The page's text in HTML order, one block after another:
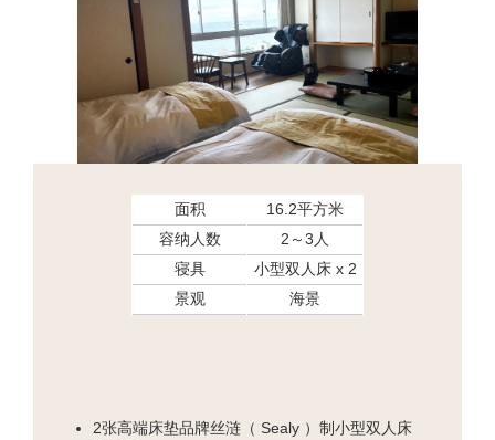
面积
16.2平方米
容纳人数
2～3人
寝具
小型双人床 x 2
景观
海景
2张高端床垫品牌丝涟（ Sealy ）制小型双人床